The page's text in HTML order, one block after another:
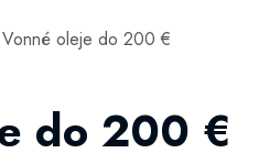
Vonné oleje do 200 €
do 200 €